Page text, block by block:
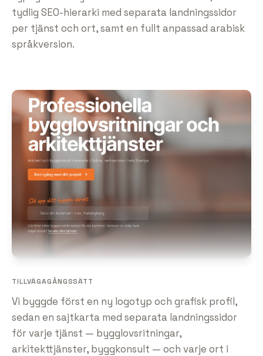
tydlig SEO-hierarki med separata landningssidor
per tjänst och ort, samt en fullt anpassad arabisk
språkversion.
TILLVÄGAGÅNGSSÄTT
Vi byggde först en ny logotyp och grafisk profil,
sedan en sajtkarta med separata landningssidor
för varje tjänst — bygglovsritningar,
arkitekttjänster, byggkonsult — och varje ort i